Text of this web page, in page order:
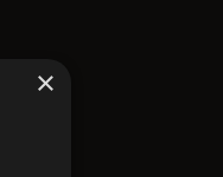
×